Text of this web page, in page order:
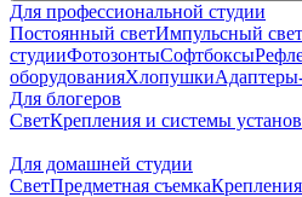
Для профессиональной студии
Постоянный светИмпульсный свет
студииФотозонтыСофтбоксы
оборудованияХлопушки
Для блогеров
СветКрепления и системы
Для домашней студии
СветПредметная съемка